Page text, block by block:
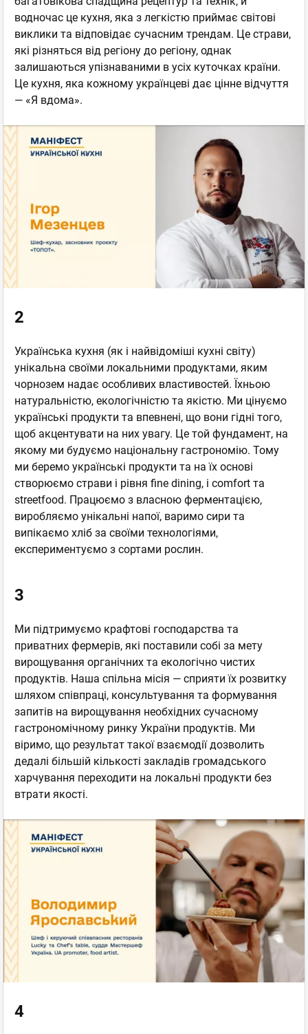
водночас це кухня, яка з легкістю приймає світові
виклики та відповідає сучасним трендам. Це страви,
які різняться від регіону до регіону, однак
залишаються упізнаваними в усіх куточках країни.
Це кухня, яка кожному українцеві дає цінне відчуття
— «Я вдома».
2
Українська кухня (як і найвідоміші кухні світу)
унікальна своїми локальними продуктами, яким
чорнозем надає особливих властивостей. Їхньою
натуральністю, екологічністю та якістю. Ми цінуємо
українські продукти та впевнені, що вони гідні того,
щоб акцентувати на них увагу. Це той фундамент, на
якому ми будуємо національну гастрономію. Тому
ми беремо українські продукти та на їх основі
створюємо страви і рівня fine dining, і comfort та
streetfood. Працюємо з власною ферментацією,
виробляємо унікальні напої, варимо сири та
випікаємо хліб за своїми технологіями,
експериментуємо з сортами рослин.
3
Ми підтримуємо крафтові господарства та
приватних фермерів, які поставили собі за мету
вирощування органічних та екологічно чистих
продуктів. Наша спільна місія — сприяти їх розвитку
шляхом співпраці, консультування та формування
запитів на вирощування необхідних сучасному
гастрономічному ринку України продуктів. Ми
віримо, що результат такої взаємодії дозволить
дедалі більшій кількості закладів громадського
харчування переходити на локальні продукти без
втрати якості.
4